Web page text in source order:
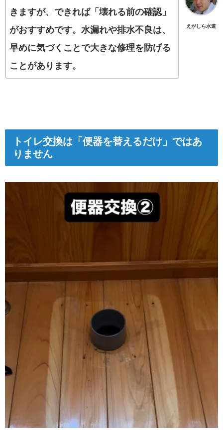
えがしら水道
きますが、できれば「壊れる前の確認」
がおすすめです。水漏れや排水不良は、
早めに気づくことで大きな修理を防げる
ことがあります。
トイレ交換は「便器を替えるだけ」ではあ
りません